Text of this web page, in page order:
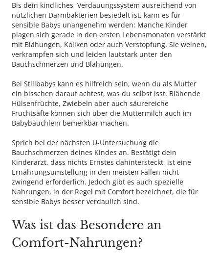
Bis dein kindliches Verdauungssystem ausreichend von
nützlichen Darmbakterien besiedelt ist, kann es für
sensible Babys unangenehm werden: Manche Kinder
plagen sich gerade in den ersten Lebensmonaten verstärkt
mit Blähungen, Koliken oder auch Verstopfung. Sie weinen,
verkrampfen sich und leiden lautstark unter den
Bauchschmerzen und Blähungen.
Bei Stillbabys kann es hilfreich sein, wenn du als Mutter
ein bisschen darauf achtest, was du selbst isst. Blähende
Hülsenfrüchte, Zwiebeln aber auch säurereiche
Fruchtsäfte können sich über die Muttermilch auch im
Babybäuchlein bemerkbar machen.
Sprich bei der nächsten U-Untersuchung die
Bauchschmerzen deines Kindes an. Bestätigt dein
Kinderarzt, dass nichts Ernstes dahintersteckt, ist eine
Ernährungsumstellung in den meisten Fällen nicht
zwingend erforderlich. Jedoch gibt es auch spezielle
Nahrungen, in der Regel mit Comfort bezeichnet, die für
sensible Babys besser verdaulich sind.
Was ist das Besondere an
Comfort-Nahrungen?